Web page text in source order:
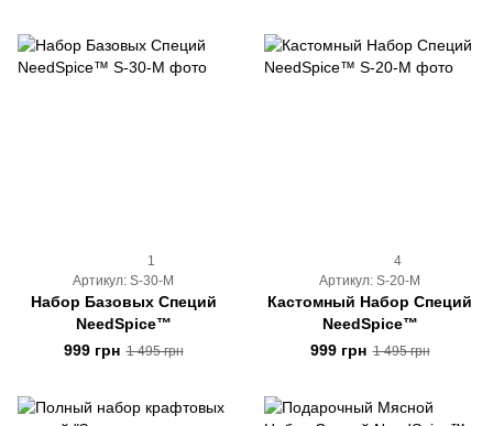
1
Артикул: S-30-M
Набор Базовых Специй
NeedSpice™
999 грн 1 495 грн
4
Артикул: S-20-M
Кастомный Набор Специй
NeedSpice™
999 грн 1 495 грн